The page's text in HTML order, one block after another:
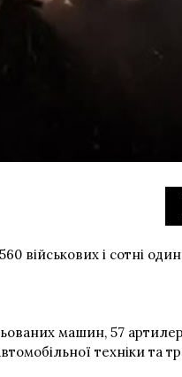
військових і сотні
машин, 57
техніки та